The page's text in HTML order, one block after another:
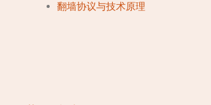
翻墙协议与技术原理